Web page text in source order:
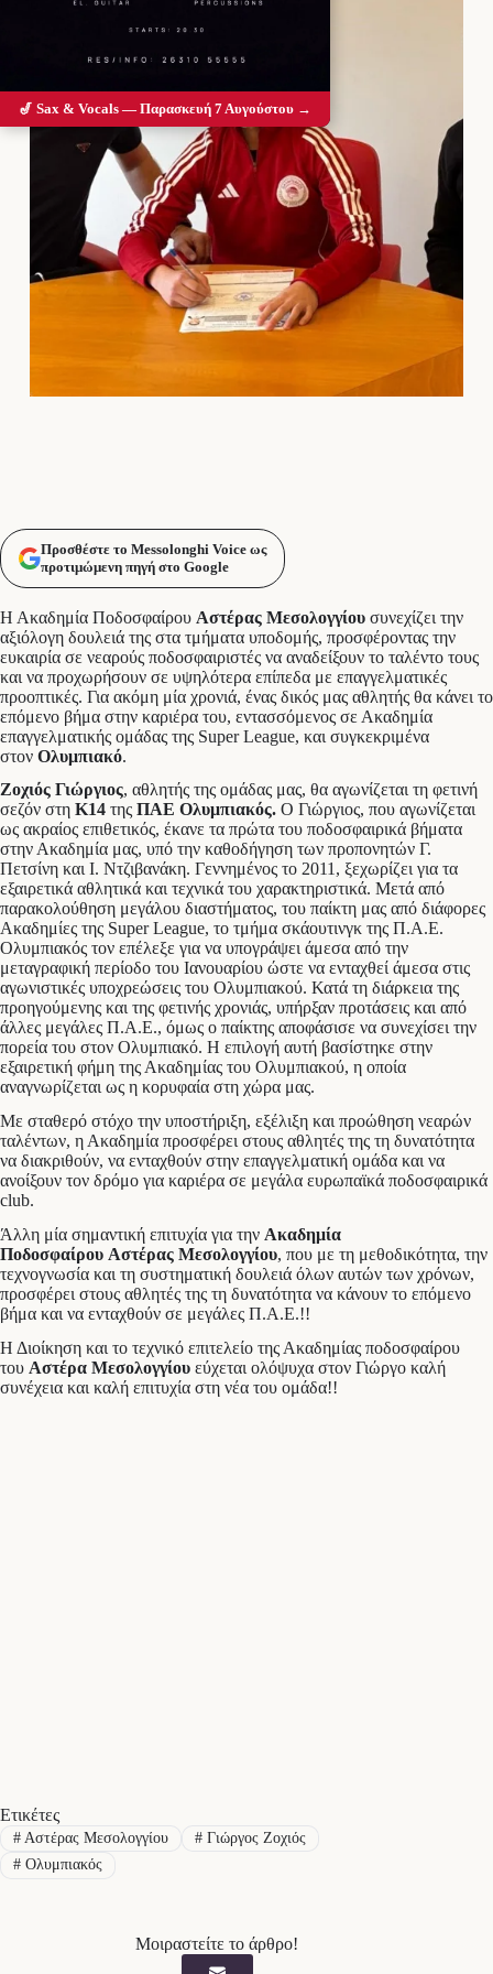
Προσθέστε το Messolonghi Voice ως
προτιμώμενη πηγή στο Google
Η Ακαδημία Ποδοσφαίρου Αστέρας Μεσολογγίου συνεχίζει την
αξιόλογη δουλειά της στα τμήματα υποδομής, προσφέροντας την
ευκαιρία σε νεαρούς ποδοσφαιριστές να αναδείξουν το ταλέντο τους
και να προχωρήσουν σε υψηλότερα επίπεδα με επαγγελματικές
προοπτικές. Για ακόμη μία χρονιά, ένας δικός μας αθλητής θα κάνει το
επόμενο βήμα στην καριέρα του, εντασσόμενος σε Ακαδημία
επαγγελματικής ομάδας της Super League, και συγκεκριμένα
στον Ολυμπιακό.
Ζοχιός Γιώργιος, αθλητής της ομάδας μας, θα αγωνίζεται τη φετινή
σεζόν στη Κ14 της ΠΑΕ Ολυμπιακός. Ο Γιώργιος, που αγωνίζεται
ως ακραίος επιθετικός, έκανε τα πρώτα του ποδοσφαιρικά βήματα
στην Ακαδημία μας, υπό την καθοδήγηση των προπονητών Γ.
Πετσίνη και Ι. Ντζιβανάκη. Γεννημένος το 2011, ξεχωρίζει για τα
εξαιρετικά αθλητικά και τεχνικά του χαρακτηριστικά. Μετά από
παρακολούθηση μεγάλου διαστήματος, του παίκτη μας από διάφορες
Ακαδημίες της Super League, το τμήμα σκάουτινγκ της Π.Α.Ε.
Ολυμπιακός τον επέλεξε για να υπογράψει άμεσα από την
μεταγραφική περίοδο του Ιανουαρίου ώστε να ενταχθεί άμεσα στις
αγωνιστικές υποχρεώσεις του Ολυμπιακού. Κατά τη διάρκεια της
προηγούμενης και της φετινής χρονιάς, υπήρξαν προτάσεις και από
άλλες μεγάλες Π.Α.Ε., όμως ο παίκτης αποφάσισε να συνεχίσει την
πορεία του στον Ολυμπιακό. Η επιλογή αυτή βασίστηκε στην
εξαιρετική φήμη της Ακαδημίας του Ολυμπιακού, η οποία
αναγνωρίζεται ως η κορυφαία στη χώρα μας.
Με σταθερό στόχο την υποστήριξη, εξέλιξη και προώθηση νεαρών
ταλέντων, η Ακαδημία προσφέρει στους αθλητές της τη δυνατότητα
να διακριθούν, να ενταχθούν στην επαγγελματική ομάδα και να
ανοίξουν τον δρόμο για καριέρα σε μεγάλα ευρωπαϊκά ποδοσφαιρικά
club.
Άλλη μία σημαντική επιτυχία για την Ακαδημία
Ποδοσφαίρου Αστέρας Μεσολογγίου, που με τη μεθοδικότητα, την
τεχνογνωσία και τη συστηματική δουλειά όλων αυτών των χρόνων,
προσφέρει στους αθλητές της τη δυνατότητα να κάνουν το επόμενο
βήμα και να ενταχθούν σε μεγάλες Π.Α.Ε.!!
Η Διοίκηση και το τεχνικό επιτελείο της Ακαδημίας ποδοσφαίρου
του Αστέρα Μεσολογγίου εύχεται ολόψυχα στον Γιώργο καλή
συνέχεια και καλή επιτυχία στη νέα του ομάδα!!
Ετικέτες
#Αστέρας Μεσολογγίου #Γιώργος Ζοχιός
#Ολυμπιακός
Μοιραστείτε το άρθρο!
🎷 Sax & Vocals — Παρασκευή 7 Αυγούστου →